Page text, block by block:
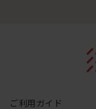
ご利用ガイド